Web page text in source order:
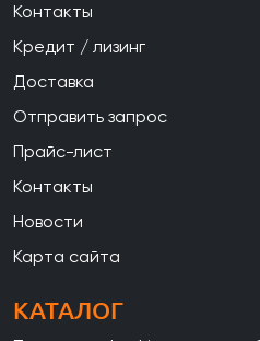
Контакты
Кредит / лизинг
Доставка
Отправить запрос
Прайс-лист
Контакты
Новости
Карта сайта
КАТАЛОГ